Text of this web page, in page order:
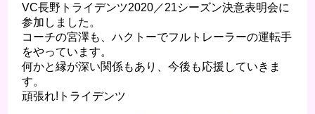
VC長野トライデンツ2020／21シーズン決意表明会に
参加しました。
コーチの宮澤も、ハクトーでフルトレーラーの運転手
をやっています。
何かと縁が深い関係もあり、今後も応援していきま
す。
頑張れ!トライデンツ